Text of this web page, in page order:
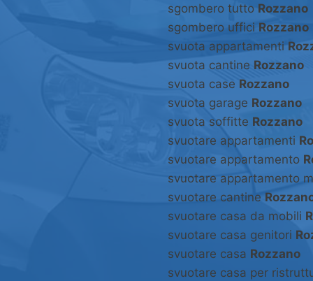
sgombero tutto Rozzano
sgombero uffici Rozzano
svuota appartamenti
svuota cantine Rozzano
svuota case Rozzano
svuota garage Rozzano
svuota soffitte Rozzano
svuotare appartamenti
svuotare appartamento
svuotare appartamento
svuotare cantine
svuotare casa da mobili
svuotare casa genitori
svuotare casa Rozzano
svuotare casa per